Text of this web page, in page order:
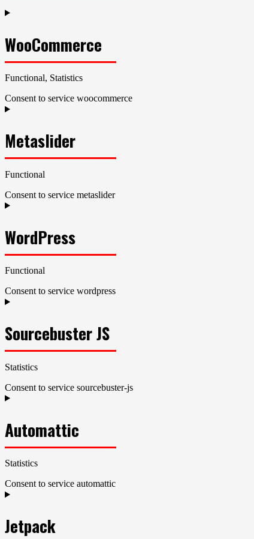
WooCommerce
Functional, Statistics
Consent to service woocommerce
Metaslider
Functional
Consent to service metaslider
WordPress
Functional
Consent to service wordpress
Sourcebuster JS
Statistics
Consent to service sourcebuster-js
Automattic
Statistics
Consent to service automattic
Jetpack